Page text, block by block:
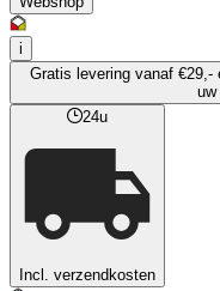
i
Gratis levering vanaf
uw
24u
Incl. verzendkosten